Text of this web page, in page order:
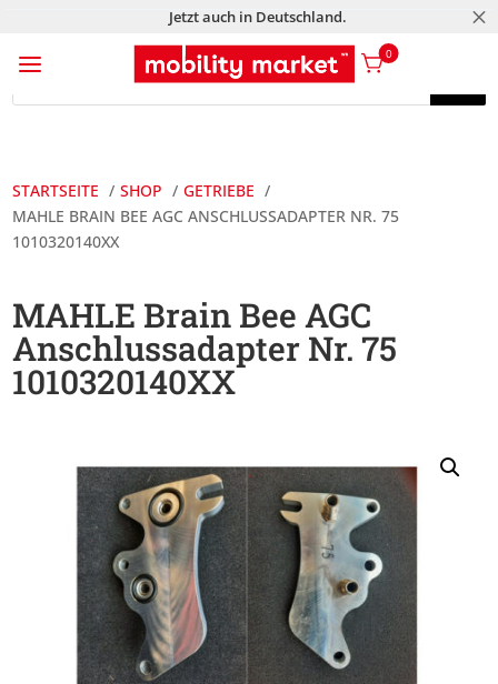
Jetzt auch in Deutschland. M
a 0
Products
Products
STARTSEITE SHOP
GETRIEBE
MAHLE BRAIN BEE AGC ANSCHLUSSADAPTER NR. 75
1010320140XX
MAHLE Brain Bee AGC
Anschlussadapter Nr. 75
1010320140XX